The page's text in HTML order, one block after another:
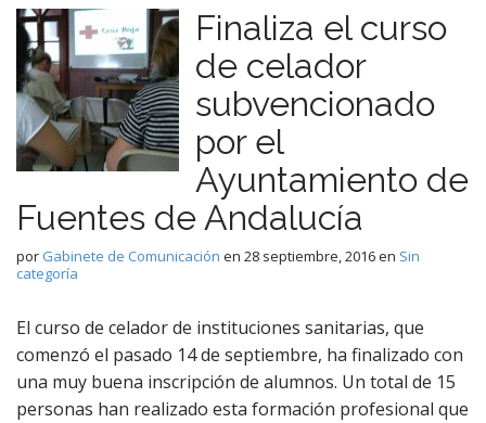
Finaliza el curso
de celador
subvencionado
por el
Ayuntamiento de
Fuentes de Andalucía
por Gabinete de Comunicación en 28 septiembre, 2016en Sin
categoría
El curso de celador de instituciones sanitarias, que
comenzó el pasado 14 de septiembre, ha finalizado con
una muy buena inscripción de alumnos. Un total de 15
personas han realizado esta formación profesional que